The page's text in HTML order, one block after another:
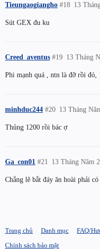
Tieungaogiangho 13
#18
Sút GEX đu ku
Creed_aventus 13 Tháng
#19
Phi mạnh quá , ntn là đỡ rồi
minhduc244 13 Tháng
#20
Thủng 1200 rồi bác ợ
Ga_con01 13 Tháng Năm
#21
Chẳng lẽ bắt đáy ăn hoài phải
Trang chủ Danh mục FAQ/
Chính sách bảo mật